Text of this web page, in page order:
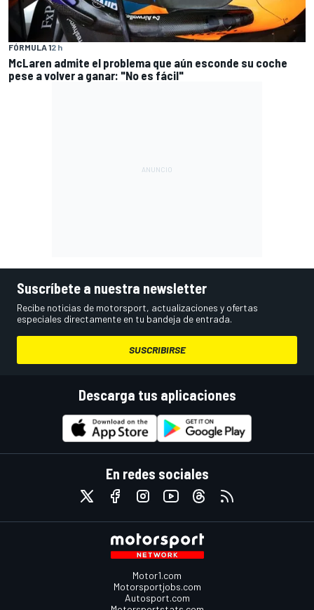
FÓRMULA 12 h
McLaren admite el problema que aún esconde su coche
pese a volver a ganar: "No es fácil"
Suscríbete a nuestra newsletter
Recibe noticias de motorsport, actualizaciones y ofertas
especiales directamente en tu bandeja de entrada.
SUSCRIBIRSE
Descarga tus aplicaciones
En redes sociales
Motor1.com
Motorsportjobs.com
Autosport.com